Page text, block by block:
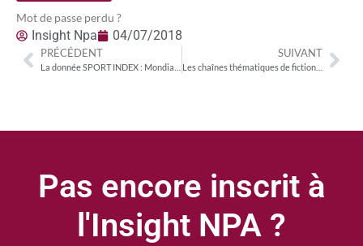
Mot de passe perdu ?
Insight Npa 04/07/2018
PRÉCÉDENT SUIVANT
Les chaînes thématiques de fictions maintiennent leur leadership
Pas encore inscrit à
l'Insight NPA ?